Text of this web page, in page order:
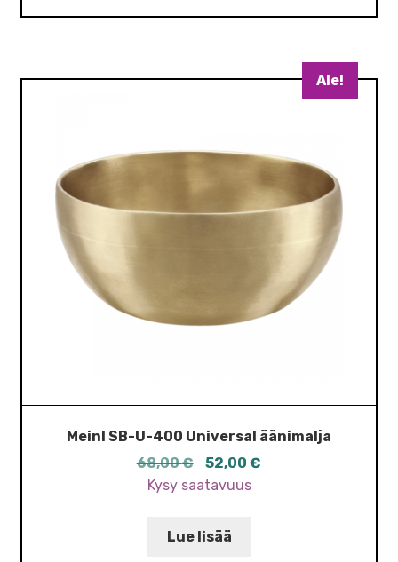
Meinl SB-U-400 Universal äänimalja
Ale!
68,00€
Alkuperäinen
hinta
68,00 €.
52,00€
Kysy saatavuus
Lue lisää